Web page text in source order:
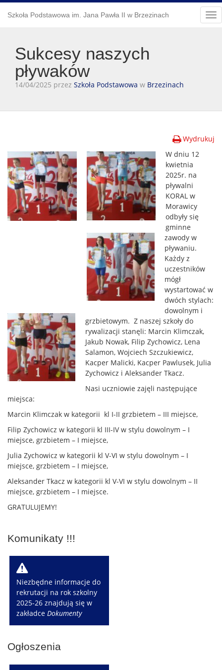
Szkoła Podstawowa im. Jana Pawła II w Brzezinach
Sukcesy naszych
pływaków
14/04/2025 przez Szkoła Podstawowa w Brzezinach
Wydrukuj
W dniu 12
kwietnia
2025r. na
pływalni
KORAL w
Morawicy
odbyły się
gminne
zawody w
pływaniu.
Każdy z
uczestników
mógł
wystartować w
dwóch stylach:
dowolnym i
grzbietowym. Z naszej szkoły do
rywalizacji stanęli: Marcin Klimczak,
Jakub Nowak, Filip Zychowicz, Lena
Salamon, Wojciech Szczukiewicz,
Kacper Malicki, Kacper Pawlusek, Julia
Zychowicz i Aleksander Tkacz.
Nasi uczniowie zajęli następujące
miejsca:
Marcin Klimczak w kategorii kl I-II grzbietem – III miejsce,
Filip Zychowicz w kategorii kl III-IV w stylu dowolnym – I
miejsce, grzbietem – I miejsce,
Julia Zychowicz w kategorii kl V-VI w stylu dowolnym – I
miejsce, grzbietem – I miejsce,
Aleksander Tkacz w kategorii kl V-VI w stylu dowolnym – II
miejsce, grzbietem – I miejsce.
GRATULUJEMY!
Komunikaty !!!
W
Niezbędne informacje do
rekrutacji na rok szkolny
2025-26 znajdują się w
zakładceDokumenty
Ogłoszenia